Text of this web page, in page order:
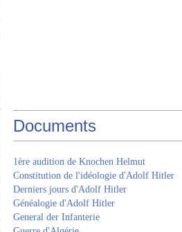
Documents
1ère audition de Knochen Helmut
Constitution de l'idéologie d'Adolf Hitler
Derniers jours d'Adolf Hitler
Généalogie d'Adolf Hitler
General der Infanterie